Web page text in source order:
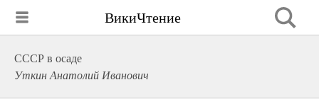
ВикиЧтение
СССР в осаде
Уткин Анатолий Иванович